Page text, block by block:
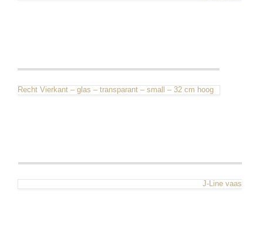
Recht Vierkant – glas – transparant – small – 32 cm hoog
J-Line vaas